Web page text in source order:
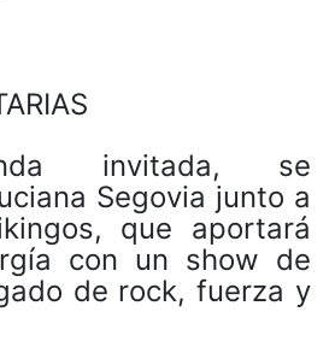
invitada, se
Segovia junto a
que aportará
con un show de
de rock, fuerza y